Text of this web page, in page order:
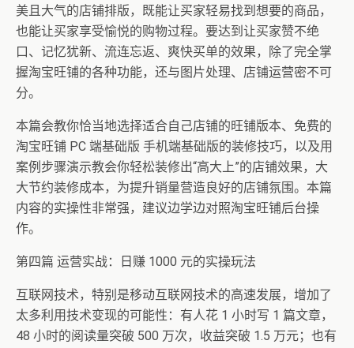
美且大气的店铺排版，既能让买家轻易找到想要的商品，
也能让买家享受愉悦的购物过程。要达到让买家赞不绝
口、记忆犹新、流连忘返、爽快买单的效果，除了完全掌
握淘宝旺铺的各种功能，还与图片处理、店铺运营密不可
分。
本篇会教你恰当地选择适合自己店铺的旺铺版本、免费的
淘宝旺铺 PC 端基础版 手机端基础版的装修技巧，以及用
案例步骤演示教会你轻松装修出“高大上”的店铺效果，大
大节约装修成本，为提升销量营造良好的店铺氛围。本篇
内容的实操性非常强，建议边学边对照淘宝旺铺后台操
作。
第四篇 运营实战：日赚 1000 元的实操玩法
互联网技术，特别是移动互联网技术的高速发展，增加了
太多利用技术变现的可能性：有人花 1 小时写 1 篇文章，
48 小时的阅读量突破 500 万次，收益突破 1.5 万元；也有